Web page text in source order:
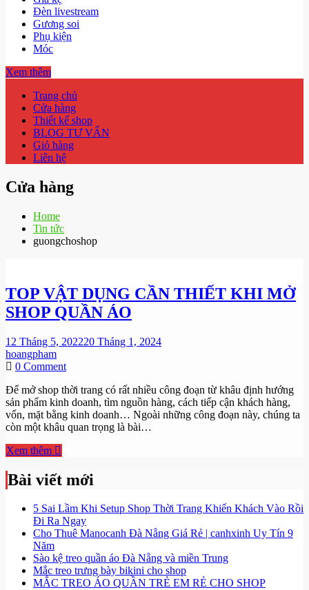
Đèn livestream
Gương soi
Phụ kiện
Móc
Xem thêm
Trang chủ
Cửa hàng
Thiết kế shop
BLOG TƯ VẤN
Giỏ hàng
Liên hệ
Cửa hàng
Home
Tin tức
guongchoshop
TOP VẬT DỤNG CẦN THIẾT KHI MỞ
SHOP QUẦN ÁO
12 Tháng 5, 202220 Tháng 1, 2024
hoangpham
0 Commenton
VẬT
DỤNG
CẦN
THIẾT
QUẦN
Để mở shop thời trang có rất nhiều công đoạn từ khâu định hướng
sản phẩm kinh doanh, tìm nguồn hàng, cách tiếp cận khách hàng,
vốn, mặt bằng kinh doanh… Ngoài những công đoạn này, chúng ta
còn một khâu quan trọng là bài…
Xem thêm
Bài viết mới
5 Sai Lầm Khi Setup Shop Thời Trang Khiến Khách Vào Rồi
Đi Ra Ngay
Cho Thuê Manocanh Đà Nẵng Giá Rẻ | canhxinh Uy Tín 9
Năm
Sào kệ treo quần áo Đà Nẵng và miền Trung
Mắc treo trưng bày bikini cho shop
MẮC TREO ÁO QUẦN TRẺ EM RẺ CHO SHOP